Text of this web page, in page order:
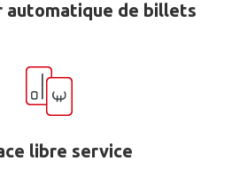
automatique de billets
libre service